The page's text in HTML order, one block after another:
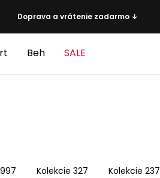
Doprava a vrátenie zadarmo ↓
Beh SALE
Kolekcie 327 Kolekcie 237